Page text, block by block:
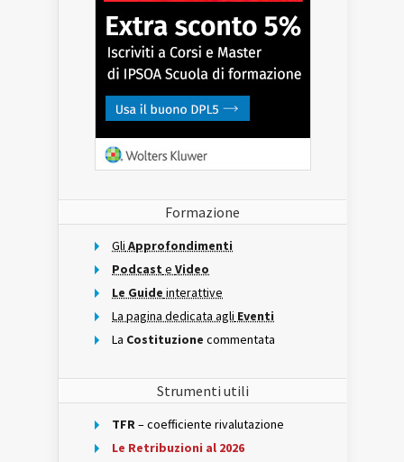
Formazione
Gli Approfondimenti
Podcast e Video
Le Guide interattive
La pagina dedicata agli Eventi
La Costituzione commentata
Strumenti utili
TFR– coefficiente rivalutazione
Le Retribuzioni al 2026